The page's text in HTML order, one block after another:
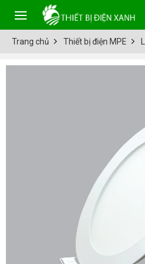
Trang chủ Thiết bị điện MPE